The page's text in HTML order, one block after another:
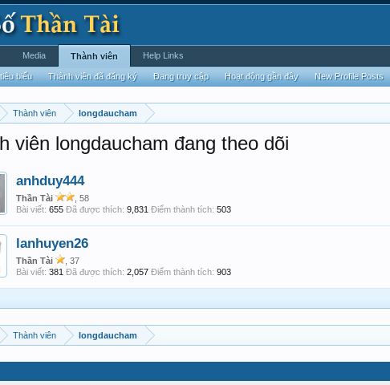
Thành viên longdaucham
viên longdaucham đang theo dõi
anhduy444
Thần Tài
, 58
Bài viết: 655 Đã được thích: 9,831 Điểm thành tích: 503
lanhuyen26
Thần Tài
, 37
Bài viết: 381 Đã được thích: 2,057 Điểm thành tích: 903
Thành viên longdaucham
Media Thành viên
biểu Thành viên đã đăng ký Đang truy cập Hoạt động gần đây New Profile Posts
Help Links